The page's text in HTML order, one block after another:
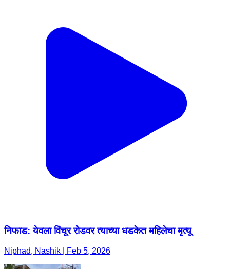
निफाड: येवला विंचूर रोडवर त्याच्या धडकेत महिलेचा मृत्यू
Niphad, Nashik | Feb 5, 2026